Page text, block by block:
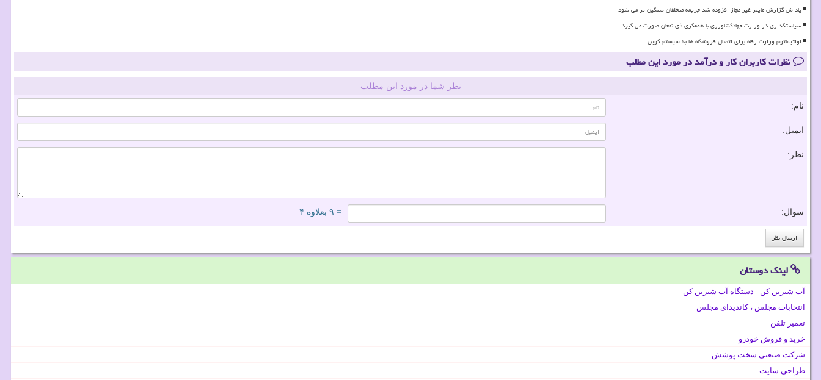
پاداش گزارش ماینر غیر مجاز افزوده شد جریمه متخلفان سنگین تر می شود
سیاستگذاری در وزارت جهادکشاورزی با همفکری ذی نفعان صورت می گیرد
اولتیماتوم وزارت رفاه برای اتصال فروشگاه ها به سیستم کوپن
نظرات کاربران کار و درآمد در مورد این مطلب
نظر شما در مورد این مطلب
نام:
ایمیل:
نظر:
سوال: = ۹ بعلاوه ۴
لینک دوستان
آب شیرین کن - دستگاه آب شیرین کن
انتخابات مجلس ، کاندیدای مجلس
تعمیر تلفن
خرید و فروش خودرو
شرکت صنعتی سخت پوشش
طراحی سایت